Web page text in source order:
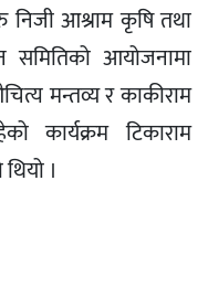
आश्राम कृषि तथा
समितिको आयोजनामा
मन्तव्य र काकीराम
कार्यक्रम टिकाराम
।